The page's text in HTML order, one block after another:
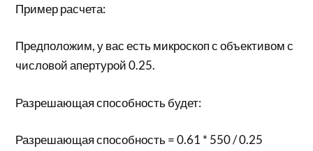
Пример расчета:
Предположим, у вас есть микроскоп с объективом с
числовой апертурой 0.25.
Разрешающая способность будет:
Разрешающая способность = 0.61 * 550 / 0.25